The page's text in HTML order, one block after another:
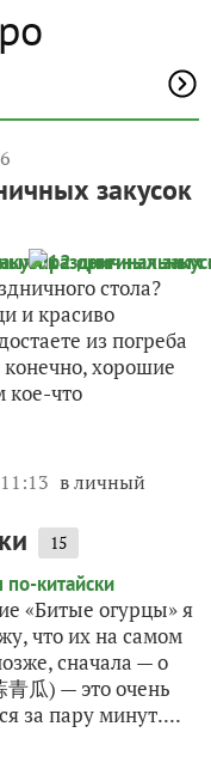
закусок
стола?
и красиво
из погреба
хорошие
кое-что
в личный
15
«Битые огурцы» я
что их на самом
сначала — о
瓜) — это очень
за пару минут....